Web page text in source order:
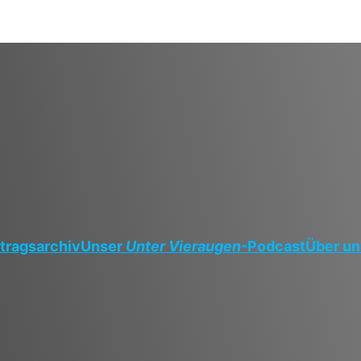
Unser Unter Vieraugen-PodcastÜber